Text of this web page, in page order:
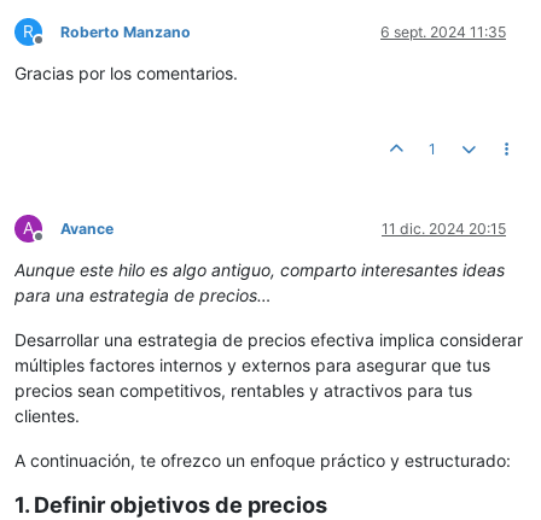
R
Desconectado
Roberto Manzano 6 sept. 2024 11:35
Gracias por los comentarios.
1
A
Desconectado
Avance 11 dic. 2024 20:15
Aunque este hilo es algo antiguo, comparto interesantes ideas
para una estrategia de precios…
Desarrollar una estrategia de precios efectiva implica considerar
múltiples factores internos y externos para asegurar que tus
precios sean competitivos, rentables y atractivos para tus
clientes.
A continuación, te ofrezco un enfoque práctico y estructurado:
1. Definir objetivos de precios